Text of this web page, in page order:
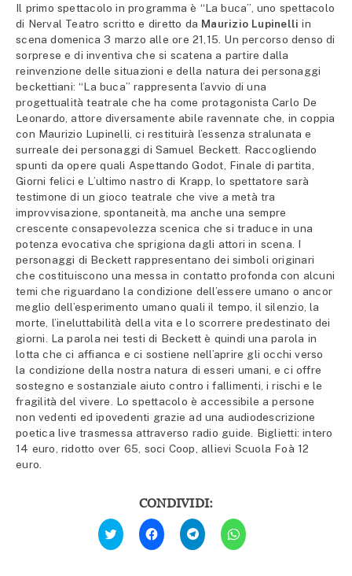
Il primo spettacolo in programma è “La buca”, uno spettacolo
di Nerval Teatro scritto e diretto da Maurizio Lupinelli in
scena domenica 3 marzo alle ore 21,15. Un percorso denso di
sorprese e di inventiva che si scatena a partire dalla
reinvenzione delle situazioni e della natura dei personaggi
beckettiani: “La buca” rappresenta l’avvio di una
progettualità teatrale che ha come protagonista Carlo De
Leonardo, attore diversamente abile ravennate che, in coppia
con Maurizio Lupinelli, ci restituirà l’essenza stralunata e
surreale dei personaggi di Samuel Beckett. Raccogliendo
spunti da opere quali Aspettando Godot, Finale di partita,
Giorni felici e L’ultimo nastro di Krapp, lo spettatore sarà
testimone di un gioco teatrale che vive a metà tra
improvvisazione, spontaneità, ma anche una sempre
crescente consapevolezza scenica che si traduce in una
potenza evocativa che sprigiona dagli attori in scena. I
personaggi di Beckett rappresentano dei simboli originari
che costituiscono una messa in contatto profonda con alcuni
temi che riguardano la condizione dell’essere umano o ancor
meglio dell’esperimento umano quali il tempo, il silenzio, la
morte, l’ineluttabilità della vita e lo scorrere predestinato dei
giorni. La parola nei testi di Beckett è quindi una parola in
lotta che ci affianca e ci sostiene nell’aprire gli occhi verso
la condizione della nostra natura di esseri umani, e ci offre
sostegno e sostanziale aiuto contro i fallimenti, i rischi e le
fragilità del vivere. Lo spettacolo è accessibile a persone
non vedenti ed ipovedenti grazie ad una audiodescrizione
poetica live trasmessa attraverso radio guide. Biglietti: intero
14 euro, ridotto over 65, soci Coop, allievi Scuola Foà 12
euro.
CONDIVIDI:
Fai
clic
qui
Fai
clic
per
condividere
Fai
clic
per
condividere
Fai
clic
per